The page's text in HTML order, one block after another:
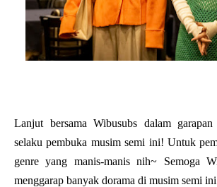
Lanjut bersama Wibusubs dalam
selaku pembuka musim semi ini! Untuk
genre yang manis-manis nih~ Semoga
menggarap banyak dorama di musim semi